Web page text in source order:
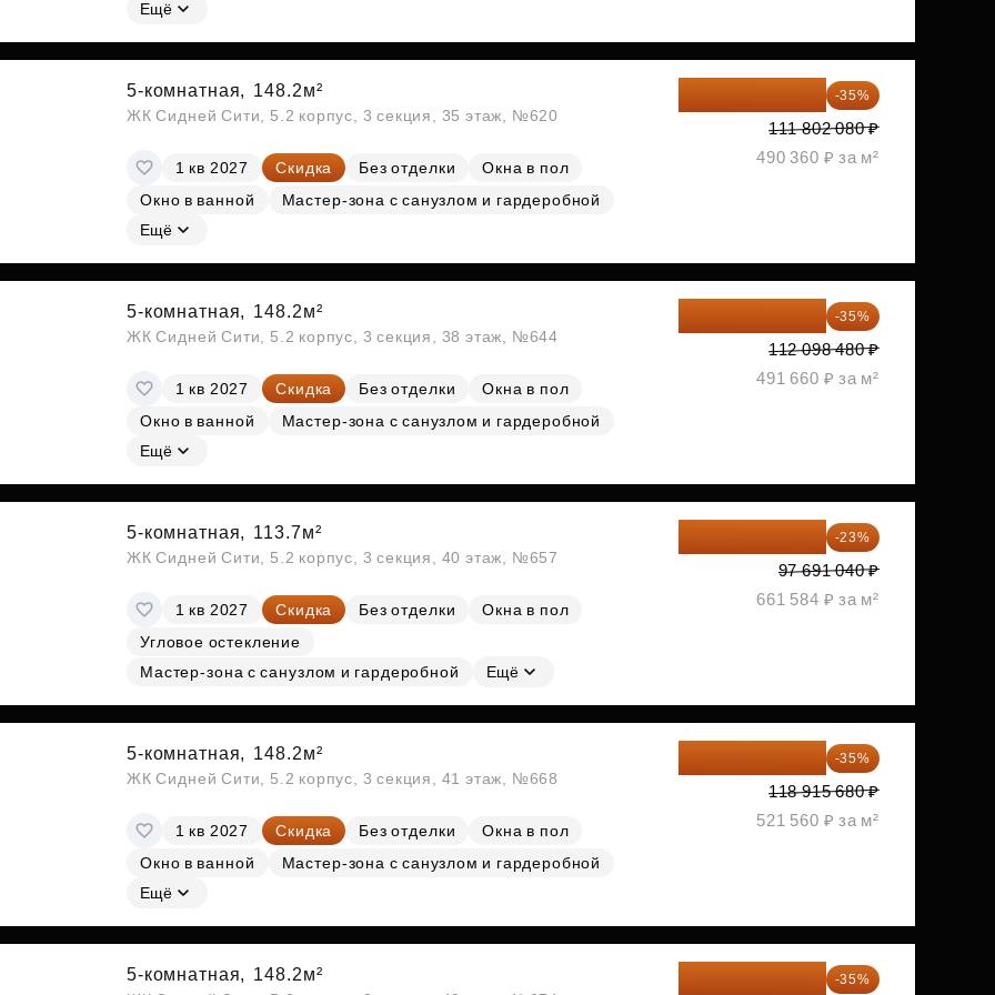
Субсидии
Ещё
5-комнатная, 148.2м²
ЖК Сидней Сити, 5.2 корпус, 3 секция, 35 этаж, №620
1 кв 2027 Скидка Без отделки
Окна в пол
Окно в ванной
Мастер-зона с санузлом и гардеробной
Ещё
-35%
111 802 080 ₽
490 360 ₽ за м²
5-комнатная, 148.2м²
ЖК Сидней Сити, 5.2 корпус, 3 секция, 38 этаж, №644
1 кв 2027 Скидка Без отделки
Окна в пол
Окно в ванной
Мастер-зона с санузлом и гардеробной
Ещё
-35%
112 098 480 ₽
491 660 ₽ за м²
5-комнатная, 113.7м²
ЖК Сидней Сити, 5.2 корпус, 3 секция, 40 этаж, №657
1 кв 2027 Скидка Без отделки
Окна в пол
Угловое остекление
Мастер-зона с санузлом и гардеробной
Ещё
-23%
97 691 040 ₽
661 584 ₽ за м²
5-комнатная, 148.2м²
ЖК Сидней Сити, 5.2 корпус, 3 секция, 41 этаж, №668
1 кв 2027 Скидка Без отделки
Окна в пол
Окно в ванной
Мастер-зона с санузлом и гардеробной
Ещё
-35%
118 915 680 ₽
521 560 ₽ за м²
5-комнатная, 148.2м² -35%